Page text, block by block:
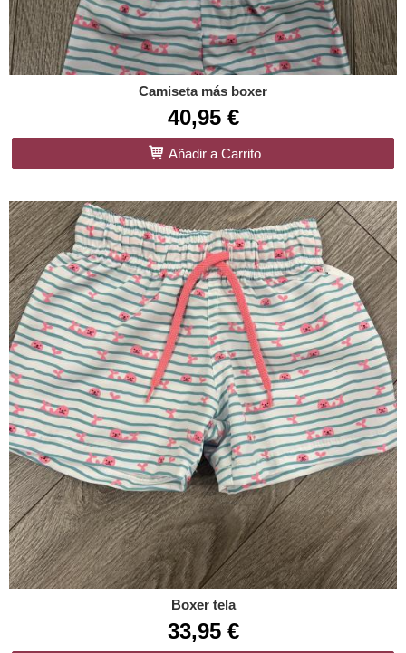
Camiseta más boxer
40,95 €
Añadir a Carrito
Boxer tela
33,95 €